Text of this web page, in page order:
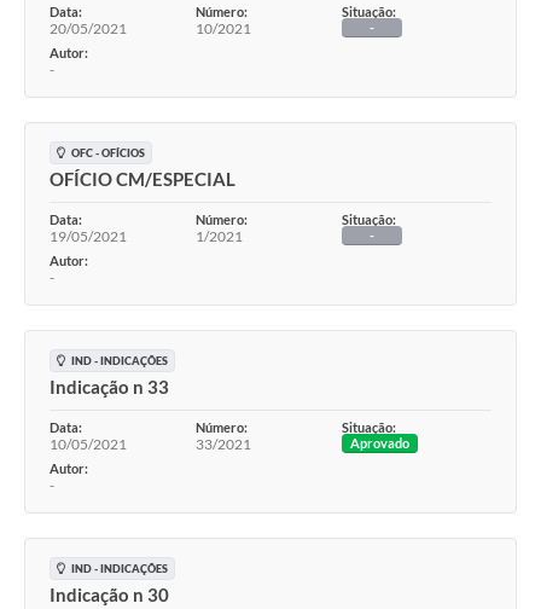
Data:
20/05/2021
Número:
10/2021
Situação:
-
Autor:
-
OFC - OFÍCIOS
OFÍCIO CM/ESPECIAL
Data:
19/05/2021
Número:
1/2021
Situação:
-
Autor:
-
IND - INDICAÇÕES
Indicação n 33
Data:
10/05/2021
Número:
33/2021
Situação:
Aprovado
Autor:
-
IND - INDICAÇÕES
Indicação n 30